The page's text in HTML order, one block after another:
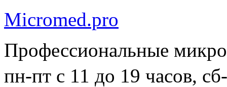
Micromed.pro
Профессиональные
пн-пт с 11 до 19 часов,